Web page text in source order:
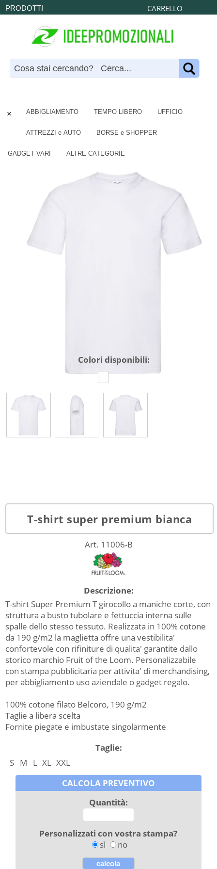
CARRELLO
× ABBIGLIAMENTO TEMPO LIBERO UFFICIO
ATTREZZI e AUTO BORSE e SHOPPER
GADGET VARI ALTRE CATEGORIE
PRODOTTI
T-shirt super premium bianca
Art. 11006-B
Descrizione:
T-shirt Super Premium T girocollo a maniche corte, con
struttura a busto tubolare e fettuccia interna sulle
spalle dello stesso tessuto. Realizzata in 100% cotone
da 190 g/m2 la maglietta offre una vestibilita'
confortevole con rifiniture di qualita' garantite dallo
storico marchio Fruit of the Loom. Personalizzabile
con stampa pubblicitaria per attivita' di merchandising,
per abbigliamento uso aziendale o gadget regalo.
100% cotone filato Belcoro, 190 g/m2
Taglie a libera scelta
Fornite piegate e imbustate singolarmente
Colori disponibili:
Taglie:
S M L XL XXL
CALCOLA PREVENTIVO
Quantità:
Personalizzati con vostra stampa?
sì
no